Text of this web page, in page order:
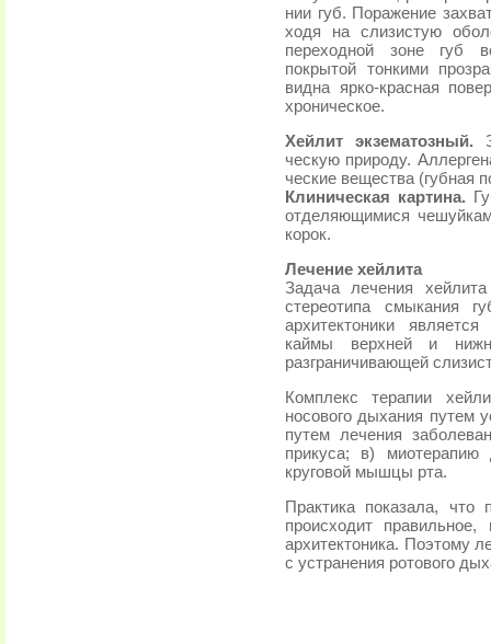
нии губ. Поражение
ходя на слизистую
переходной зоне губ
покрытой тонкими
видна ярко-красная
хроническое.
Хейлит экзематозный.
ческую природу.
ческие вещества (губная
Клиническая картина.
отделяющимися
корок.
Лечение хейлита
Задача лечения
стереотипа смыкания
архитектоники
каймы верхней и
разграничивающей
Комплекс терапии
носового дыхания путем
путем лечения
прикуса; в) миотерапию
круговой мышцы рта.
Практика показала, что
происходит
архитектоника. Поэтому
с устранения ротового